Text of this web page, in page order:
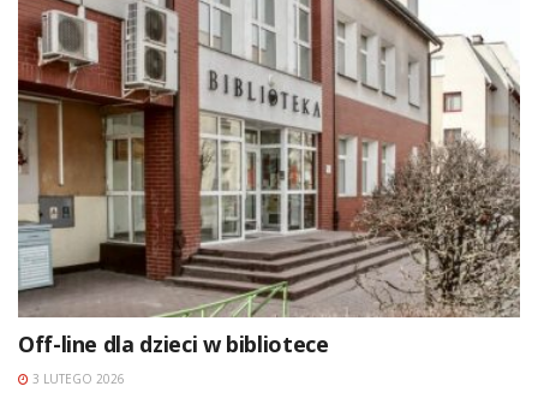
Off-line dla dzieci w bibliotece
3 LUTEGO 2026